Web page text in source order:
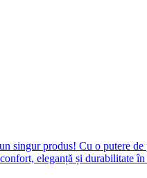
singur produs! Cu o putere de
eleganță și durabilitate